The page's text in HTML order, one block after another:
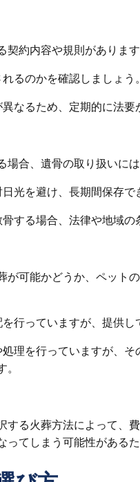
約内容や規則がありま
るのかを確認しましょ
なるため、定期的に法
合、遺骨の取り扱いには
光を避け、長期間保存
する場合、法律や地域
可能かどうか、ペッ
行っていますが、提供
理を行っていますが、
る火葬方法によって
てしまう可能性がある